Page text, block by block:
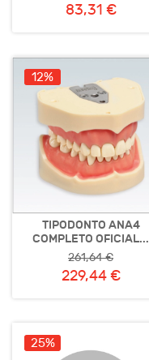
83,31 €
12%
TIPODONTO ANA4
COMPLETO OFICIAL...
261,64 €
229,44 €
25%